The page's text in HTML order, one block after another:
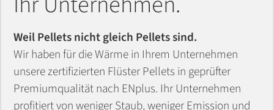
Weil Pellets nicht gleich Pellets sind.
Wir haben für die Wärme in Ihrem Unternehmen
unsere zertifizierten Flüster Pellets in geprüfter
Premiumqualität nach ENplus. Ihr Unternehmen
profitiert von weniger Staub, weniger Emission und
Kontakt
Tarifrechner
Liefergebiet
Wechseltipps
Kundenportal
Zählerstand Erdgas melden
FAQ
Kontakt
Kraftstoffpreise und Steuern
Tipps und Infos
Bio-Methan / Autogas
Planung & Installation
Contracting
Ansprechpartner
Bäder
Trinkwassercheck
Kontakt
Energieberatung
Luftdichtheit (Blower-Door-Test)
Baubegleitung
Kontakt
LNG
Tankkarte beantragen
Wir bauen Ihre Tankstelle
LNG
FAQ
Wir bauen Ihre Tankstelle
KFZ Schmierstoffe
Land- und Baumaschinen
Industrieschmierstoff
Spezialitäten
Kontakt
AVIA Strom DailyActive
Wechseltipps
Windkraft
Zählerstand Erdgas melden
Liefergebiet
FAQ
AVIA Flüsterpellets
Kontakt
Heizungen
Bauträger Referenzen
Kontakt
Trinkwassercheck
Projekte vorher-nachher
Kontakt
Autark in der Energieversorgung